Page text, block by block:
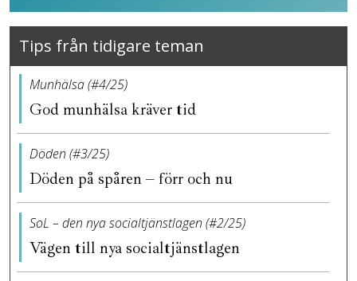
Tips från tidigare teman
Munhälsa (#4/25)
God munhälsa kräver tid
Döden (#3/25)
Döden på spåren – förr och nu
SoL – den nya socialtjänstlagen (#2/25)
Vägen till nya socialtjänstlagen